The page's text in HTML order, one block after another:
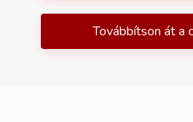
Továbbítson át a